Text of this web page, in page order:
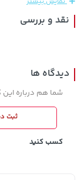
نقد و بررسی
دیدگاه ها
شما هم درباره این
ثبت
کسب کنید